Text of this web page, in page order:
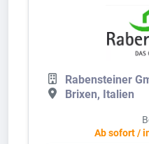
Rabensteiner
Brixen, Italien
Ab sofort /